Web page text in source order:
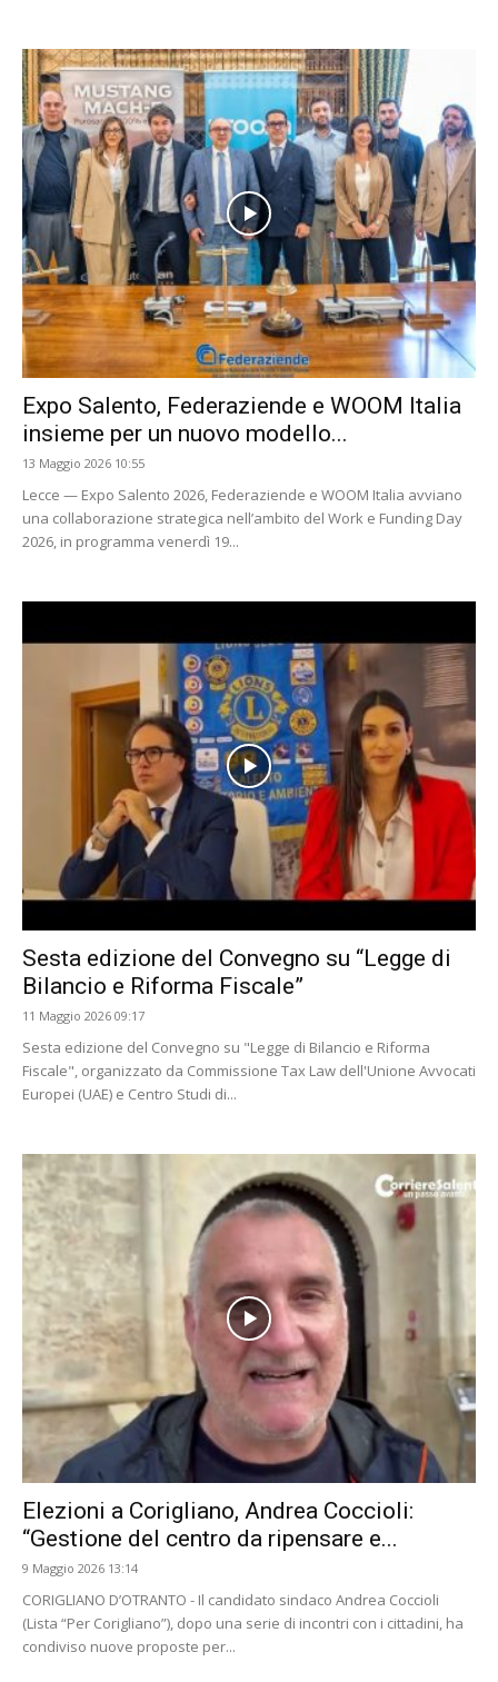
Expo Salento, Federaziende e WOOM Italia
insieme per un nuovo modello...
13 Maggio 2026 10:55
Lecce — Expo Salento 2026, Federaziende e WOOM Italia avviano
una collaborazione strategica nell’ambito del Work e Funding Day
2026, in programma venerdì 19...
Sesta edizione del Convegno su “Legge di
Bilancio e Riforma Fiscale”
11 Maggio 2026 09:17
Sesta edizione del Convegno su "Legge di Bilancio e Riforma
Fiscale", organizzato da Commissione Tax Law dell'Unione Avvocati
Europei (UAE) e Centro Studi di...
Elezioni a Corigliano, Andrea Coccioli:
“Gestione del centro da ripensare e...
9 Maggio 2026 13:14
CORIGLIANO D’OTRANTO - Il candidato sindaco Andrea Coccioli
(Lista “Per Corigliano”), dopo una serie di incontri con i cittadini, ha
condiviso nuove proposte per...